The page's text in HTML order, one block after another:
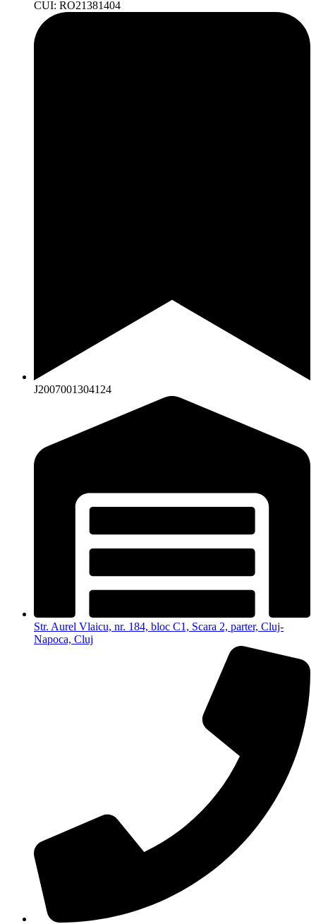
CUI: RO21381404
J2007001304124
Str. Aurel Vlaicu, nr. 184, bloc C1, Scara 2, parter, Cluj-
Napoca, Cluj